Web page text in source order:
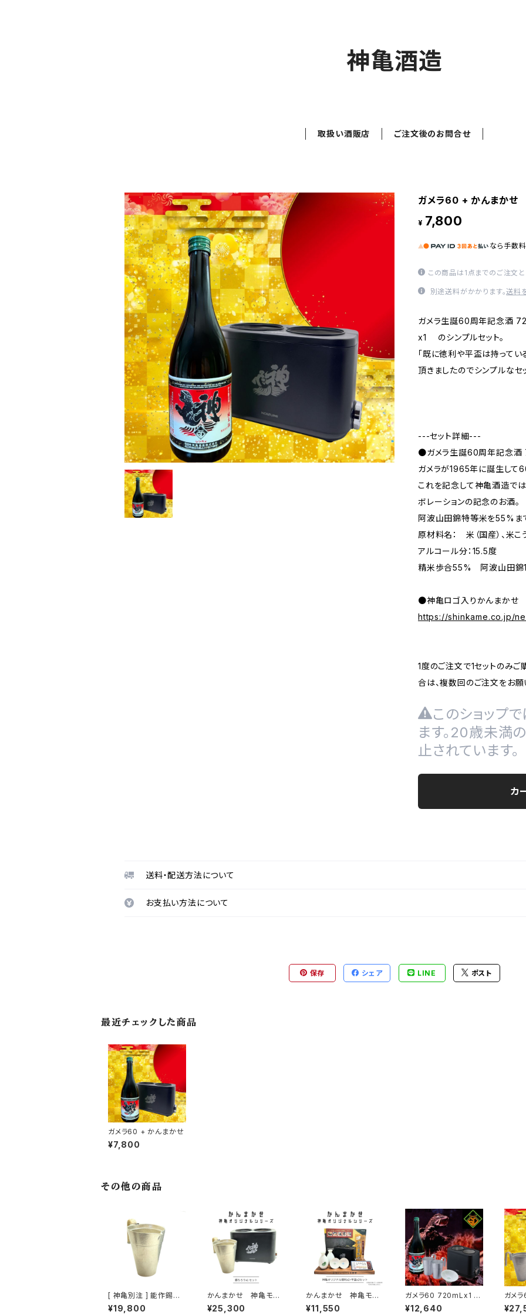
神亀酒造
取扱い酒販店 ご注文後のお問合せ
ガメラ60 + かんまかせ
¥ 7,800
なら 手数
この商品は1点までのご注文と
別途送料がかかります。送料
ガメラ生誕60周年記念酒
x1 のシンプルセット。
「既に徳利や平盃は持ってい
頂きましたのでシンプルなセ
---セット詳細---
●ガメラ生誕60周年記念酒
ガメラが1965年に誕生して
これを記念して神亀酒造で
ボレーションの記念のお酒。
阿波山田錦特等米を55%ま
原材料名： 米（国産）、米こ
アルコール分：15.5度
精米歩合55% 阿波山田錦
●神亀ロゴ入りかんま
https://shinkame.co.jp/
1度のご注文で1セットのみご
合は、複数回のご注文をお願
このショップ
ます。20歳未満
止されています。
カ
送料・配送方法について
お支払い方法について
保存 シェア LINE ポスト
最近チェックした商品
ガメラ60 + かんまかせ
¥7,800
その他の商品
[ 神亀別注 ] 能作錫チ
ロリ x1
¥19,800
かんまかせ 神亀モデ
ル 錫チロリセット
¥25,300
かんまかせ 神亀モデ
ル 徳利x2+平盃x2
【お買い得セット】
¥11,550
ガメラ60 720mLx1 +
NEWかんまかせx1 +
アルミチロリx2 + オリ
¥12,640
ガメ
+
リジ